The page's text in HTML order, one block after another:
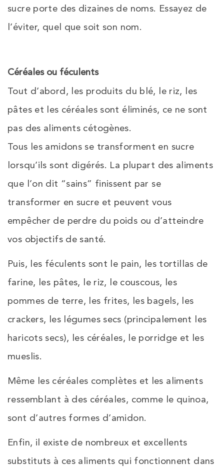
sucre porte des dizaines de noms. Essayez de
l’éviter, quel que soit son nom.
Céréales ou féculents
Tout d’abord, les produits du blé, le riz, les
pâtes et les céréales sont éliminés, ce ne sont
pas des aliments cétogènes.
Tous les amidons se transforment en sucre
lorsqu’ils sont digérés. La plupart des aliments
que l’on dit “sains” finissent par se
transformer en sucre et peuvent vous
empêcher de perdre du poids ou d’atteindre
vos objectifs de santé.
Puis, les féculents sont le pain, les tortillas de
farine, les pâtes, le riz, le couscous, les
pommes de terre, les frites, les bagels, les
crackers, les légumes secs (principalement les
haricots secs), les céréales, le porridge et les
mueslis.
Même les céréales complètes et les aliments
ressemblant à des céréales, comme le quinoa,
sont d’autres formes d’amidon.
Enfin, il existe de nombreux et excellents
substituts à ces aliments qui fonctionnent dans